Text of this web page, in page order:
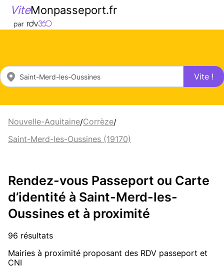
ViteMonpasseport.fr
Vite !
Nouvelle-Aquitaine/Corrèze/
Saint-Merd-les-Oussines (19170)
Rendez-vous Passeport ou Carte
d’identité à Saint-Merd-les-
Oussines et à proximité
96 résultats
Mairies à proximité proposant des RDV passeport et
CNI